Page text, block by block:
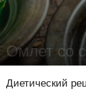
Омлет со
Диетический